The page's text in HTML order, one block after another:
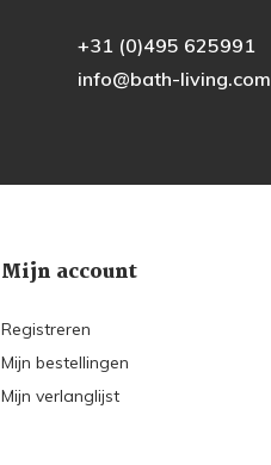
+31 (0)495 625991
info@bath-living.com
Mijn account
Registreren
Mijn bestellingen
Mijn verlanglijst